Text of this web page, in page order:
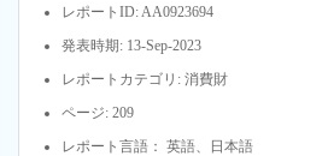
レポートID: AA0923694
発表時期: 13-Sep-2023
レポートカテゴリ: 消費財
ページ: 209
レポート言語： 英語、日本語